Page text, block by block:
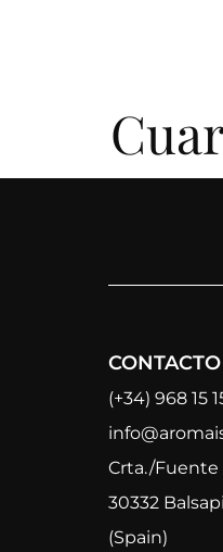
CONTACTO
(+34) 968 15
Crta./Fuente
30332
(Spain)